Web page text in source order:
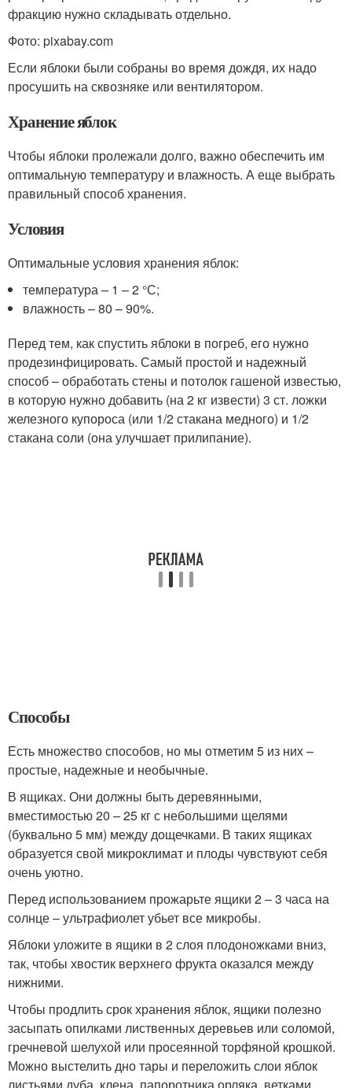
фракцию нужно складывать отдельно.
Фото: pixabay.com
Если яблоки были собраны во время дождя, их надо
просушить на сквозняке или вентилятором.
Хранение яблок
Чтобы яблоки пролежали долго, важно обеспечить им
оптимальную температуру и влажность. А еще выбрать
правильный способ хранения.
Условия
Оптимальные условия хранения яблок:
температура – 1 – 2 °С;
влажность – 80 – 90%.
Перед тем, как спустить яблоки в погреб, его нужно
продезинфицировать. Самый простой и надежный
способ – обработать стены и потолок гашеной известью,
в которую нужно добавить (на 2 кг извести) 3 ст. ложки
железного купороса (или 1/2 стакана медного) и 1/2
стакана соли (она улучшает прилипание).
Способы
Есть множество способов, но мы отметим 5 из них –
простые, надежные и необычные.
В ящиках. Они должны быть деревянными,
вместимостью 20 – 25 кг с небольшими щелями
(буквально 5 мм) между дощечками. В таких ящиках
образуется свой микроклимат и плоды чувствуют себя
очень уютно.
Перед использованием прожарьте ящики 2 – 3 часа на
солнце – ультрафиолет убьет все микробы.
Яблоки уложите в ящики в 2 слоя плодоножками вниз,
так, чтобы хвостик верхнего фрукта оказался между
нижними.
Чтобы продлить срок хранения яблок, ящики полезно
засыпать опилками лиственных деревьев или соломой,
гречневой шелухой или просеянной торфяной крошкой.
Можно выстелить дно тары и переложить слои яблок